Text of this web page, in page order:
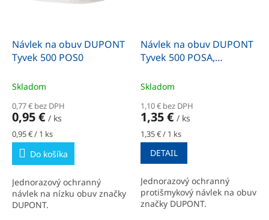
Návlek na obuv DUPONT
Tyvek 500 POS0
Skladom
0,77 € bez DPH
0,95 € / ks
Jednotková
cena:
0,95 € / 1 ks
Do košíka
Jednorazový ochranný
návlek na nízku obuv značky
DUPONT.
Návlek na obuv DUPONT
Tyvek 500 POSA,
Skladom
1,10 € bez DPH
1,35 € / ks
Jednotková
cena:
1,35 € / 1 ks
DETAIL
Jednorazový ochranný
protišmykový návlek na obuv
značky DUPONT.